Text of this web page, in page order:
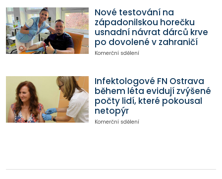
Nové testování na
západonilskou horečku
usnadní návrat dárců krve
po dovolené v zahraničí
Komerční sdělení
Infektologové FN Ostrava
během léta evidují zvýšené
počty lidí, které pokousal
netopýr
Komerční sdělení